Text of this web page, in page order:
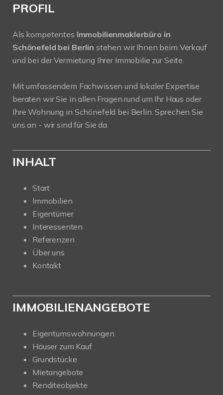
PROFIL
Als kompetentes Immobilienmaklerbüro in
Schönefeld bei Berlin stehen wir Ihnen beim Verkauf
und bei der Vermietung Ihrer Immobilie zur Seite.
Mit umfassendem Fachwissen und lokaler Expertise
beraten wir Sie in allen Fragen rund um Ihr Haus oder
Ihre Wohnung in Schönefeld bei Berlin. Sprechen Sie
uns an - wir sind für Sie da.
INHALT
Start
Immobilien
Eigentümer
Interessenten
Referenzen
Über uns
Kontakt
IMMOBILIENANGEBOTE
Eigentumswohnungen
Häuser zum Kauf
Grundstücke
Mietangebote
Renditeobjekte